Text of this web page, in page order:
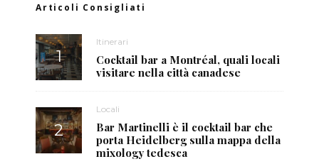
Articoli Consigliati
Itinerari
Cocktail bar a Montréal, quali locali
visitare nella città canadese
Locali
Bar Martinelli è il cocktail bar che
porta Heidelberg sulla mappa della
mixology tedesca